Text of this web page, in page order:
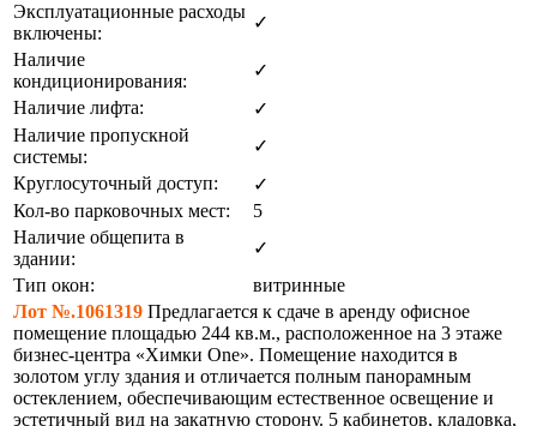
Эксплуатационные расходы
включены:
✓
Наличие
кондиционирования:
✓
Наличие лифта:
✓
Наличие пропускной
системы:
✓
Круглосуточный доступ:
✓
Кол-во парковочных мест:
5
Наличие общепита в
здании:
✓
Тип окон:
витринные
Лот №.1061319 Предлагается к сдаче в аренду офисное
помещение площадью 244 кв.м., расположенное на 3 этаже
бизнес-центра «Химки One». Помещение находится в
золотом углу здания и отличается полным панорамным
остеклением, обеспечивающим естественное освещение и
эстетичный вид на закатную сторону. 5 кабинетов, кладовка,